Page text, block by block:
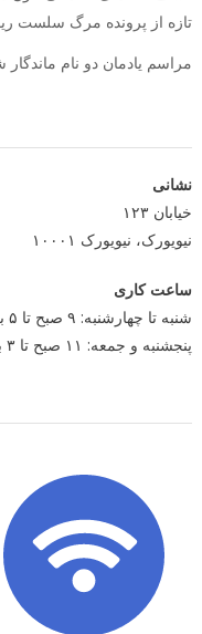
تازه از پرونده مرگ سلست
مراسم یادمان دو نام
نشانی
خیابان ۱۲۳
نیویورک، نیویورک ۱۰۰۰۱
ساعت کاری
شنبه تا چهارشنبه: ۹ صبح تا ۵ بعد از ظهر
پنجشنبه و جمعه: ۱۱ صبح تا ۳ بعد از ظهر